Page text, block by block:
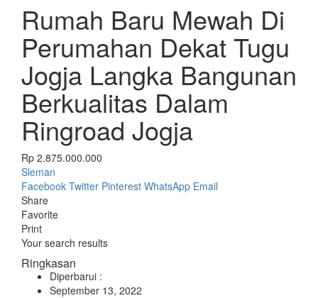
Rumah Baru Mewah Di
Perumahan Dekat Tugu
Jogja Langka Bangunan
Berkualitas Dalam
Ringroad Jogja
Rp 2.875.000.000
Sleman
Facebook Twitter Pinterest WhatsApp Email
Share
Favorite
Print
Your search results
Ringkasan
Diperbarui :
September 13, 2022